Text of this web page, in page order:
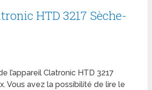
HTD 3217 Sèche-
l’appareil Clatronic HTD 3217
Vous avez la possibilité de lire le